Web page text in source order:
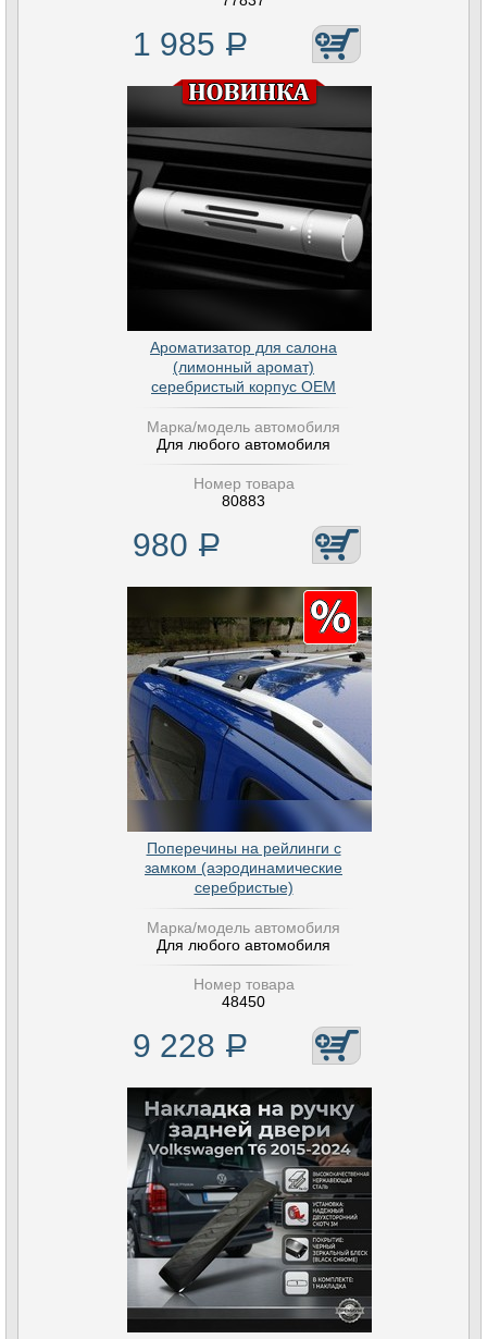
1 985 Р
Ароматизатор для салона
(лимонный аромат)
серебристый корпус OEM
Марка/модель автомобиля
Для любого автомобиля
Номер товара
80883
980 Р
Поперечины на рейлинги с
замком (аэродинамические
серебристые)
Марка/модель автомобиля
Для любого автомобиля
Номер товара
48450
9 228 Р